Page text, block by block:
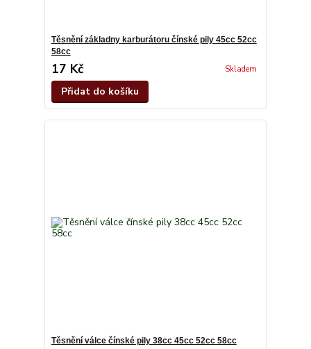
Těsnění základny karburátoru čínské pily 45cc 52cc
58cc
17 Kč Skladem
Přidat do košíku
Těsnění válce čínské pily 38cc 45cc 52cc 58cc